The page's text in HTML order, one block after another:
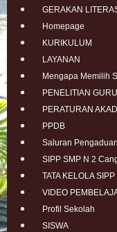
GERAKAN
Homepage
KURIKULUM
LAYANAN
Mengapa Memilih
PENELITIAN GURU
PERATURAN
PPDB
Saluran Pengaduan
SIPP SMP N 2
TATA KELOLA SIPP
VIDEO
Profil Sekolah
SISWA